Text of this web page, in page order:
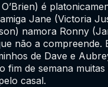
é
Jane (Victoria
namora Ronny
não a compreende.
de Dave e
fim de semana
casal.